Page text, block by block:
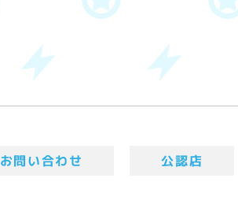
お問い合わせ 公認店